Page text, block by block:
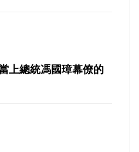
上總統馮國璋幕僚的